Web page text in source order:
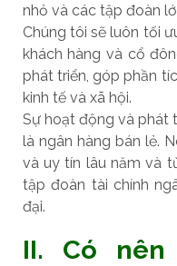
nhỏ và các tập đoàn
Chúng tôi sẽ luôn tối
khách hàng và cổ
phát triển, góp phần
kinh tế và xã hội.
Sự hoạt động và phát
là ngân hàng bán lẻ.
và uy tín lâu năm và
tập đoàn tài chính
đại.
II. Có